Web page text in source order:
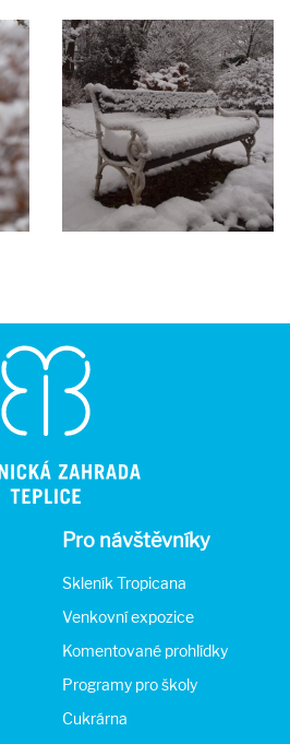
Pro návštěvníky
Skleník Tropicana
Venkovní expozice
Komentované prohlídky
Programy pro školy
Cukrárna